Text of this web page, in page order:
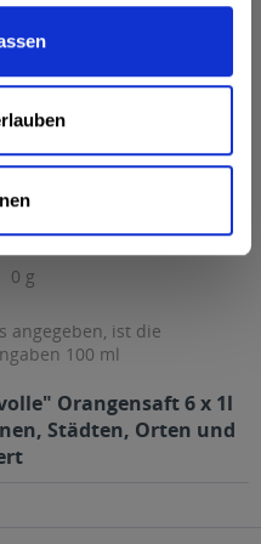
43 kcal / 185 kJ
0,2 g
0,1 g
11 g
11 g
0 g
0 g
angegeben, ist die
100 ml
Orangensaft 6 x 1l
Städten, Orten und